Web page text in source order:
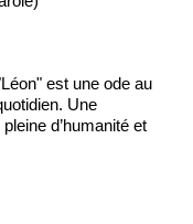
est une ode au
Une
d’humanité et